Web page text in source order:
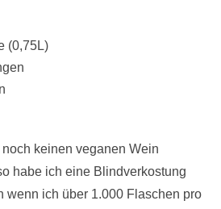
(0,75L)
keinen veganen Wein
habe ich eine Blindverkostung
wenn ich über 1.000 Flaschen pro